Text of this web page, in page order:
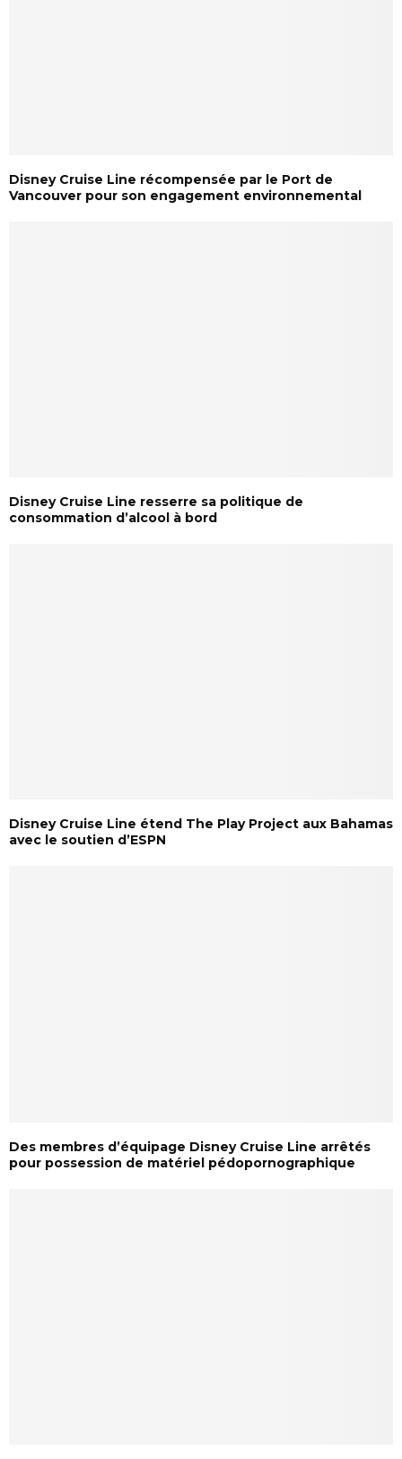
Disney Cruise Line récompensée par le Port de
Vancouver pour son engagement environnemental
Disney Cruise Line resserre sa politique de
consommation d’alcool à bord
Disney Cruise Line étend The Play Project aux Bahamas
avec le soutien d’ESPN
Des membres d’équipage Disney Cruise Line arrêtés
pour possession de matériel pédopornographique